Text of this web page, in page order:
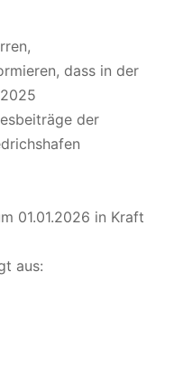
dass in der
der
01.01.2026 in Kraft
aus: